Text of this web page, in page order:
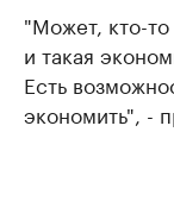
"Может, кто-
и такая
Есть
экономить", -